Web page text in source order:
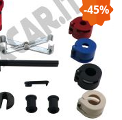
-45%